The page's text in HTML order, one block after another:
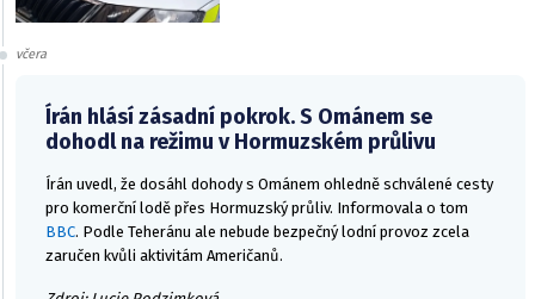
včera
Írán hlásí zásadní pokrok. S Ománem se
dohodl na režimu v Hormuzském průlivu
Írán uvedl, že dosáhl dohody s Ománem ohledně schválené cesty
pro komerční lodě přes Hormuzský průliv. Informovala o tom
BBC. Podle Teheránu ale nebude bezpečný lodní provoz zcela
zaručen kvůli aktivitám Američanů.